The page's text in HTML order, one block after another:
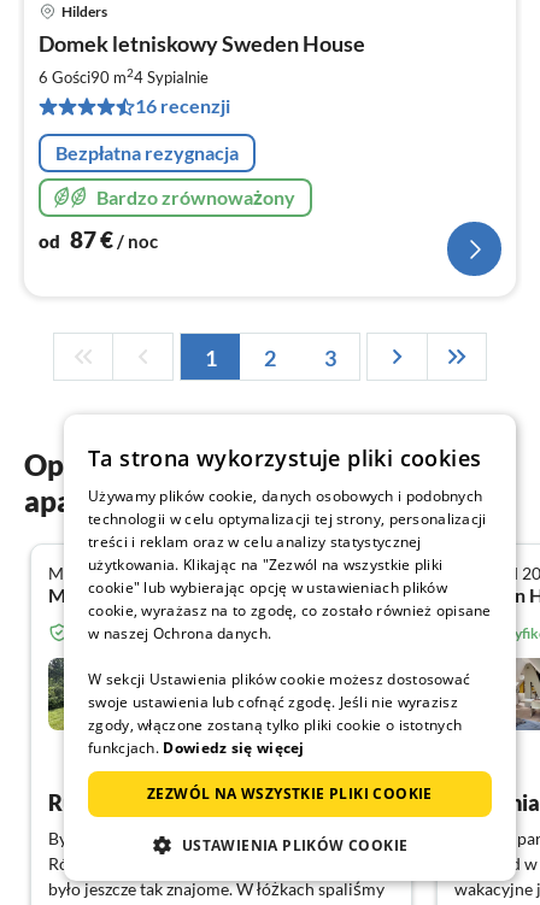
Hilders
Domek letniskowy Sweden House
6 Gości90 m24Sypialnie
16 recenzji
Bezpłatna rezygnacja
Bardzo zrównoważony
od 87€/ noc
1 2 3
Opinie gości o naszych
apartamentach wakacyjnych w Rhön
Marzec 2025
Martina W. z Hamburg
4.8
Zweryfikowany gość z Domy-letniskowe.com
Poppenhausen
Pokaż Niemiecki
Rundum dobrze się czuję!
Byliśmy w tym pięknym domu 15 lat temu.
Również tym razem było wspaniale. Wszystko
było jeszcze tak znajome. W łóżkach spaliśmy
Listopad
Stephan
My jako
weekend
wakacyjne
Ta strona wykorzystuje pliki cookies
Używamy plików cookie, danych osobowych i podobnych
technologii w celu optymalizacji tej strony, personalizacji
treści i reklam oraz w celu analizy statystycznej
użytkowania. Klikając na "Zezwól na wszystkie pliki
cookie" lub wybierając opcję w ustawieniach plików
cookie, wyrażasz na to zgodę, co zostało również opisane
w naszej Ochrona danych.
W sekcji Ustawienia plików cookie możesz dostosować
swoje ustawienia lub cofnąć zgodę. Jeśli nie wyrazisz
zgody, włączone zostaną tylko pliki cookie o istotnych
funkcjach. Dowiedz się więcej
ZEZWÓL NA WSZYSTKIE PLIKI COOKIE
USTAWIENIA PLIKÓW COOKIE